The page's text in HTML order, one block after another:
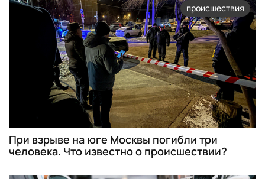
происшествия
При взрыве на юге Москвы погибли три
человека. Что известно о происшествии?